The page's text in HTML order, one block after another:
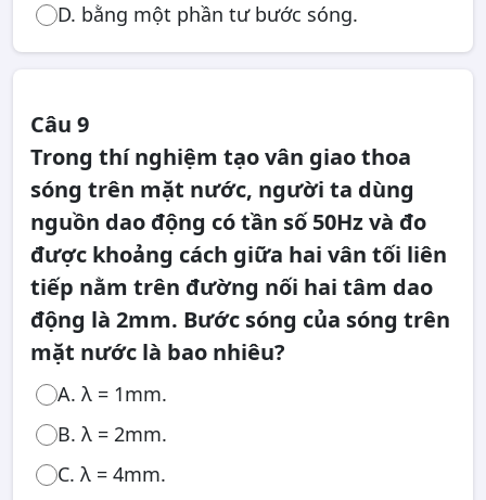
D. bằng một phần tư bước sóng.
Câu 9
Trong thí nghiệm tạo vân giao thoa
sóng trên mặt nước, người ta dùng
nguồn dao động có tần số 50Hz và đo
được khoảng cách giữa hai vân tối liên
tiếp nằm trên đường nối hai tâm dao
động là 2mm. Bước sóng của sóng trên
mặt nước là bao nhiêu?
A. λ = 1mm.
B. λ = 2mm.
C. λ = 4mm.